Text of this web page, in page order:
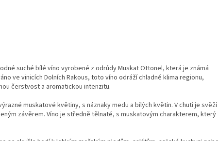
suché bílé víno vyrobené z odrůdy Muskat Ottonel, která je známá
ve vinicích Dolních Rakous, toto víno odráží chladné klima regionu,
čerstvost a aromatickou intenzitu.
muskatové květiny, s náznaky medu a bílých květin. V chuti je svěží
závěrem. Víno je středně tělnaté, s muskatovým charakterem, který